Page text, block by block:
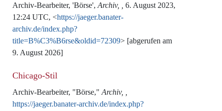
Archiv-Bearbeiter, 'Börse', Archiv, ,
6. August 2023,
12:24 UTC, <https://jaeger.banater-
archiv.de/index.php?
title=B%C3%B6rse&oldid=72309> [abgerufen am
9. August 2026]
Chicago-Stil
Archiv-Bearbeiter, "Börse," Archiv, ,
https://jaeger.banater-archiv.de/index.php?